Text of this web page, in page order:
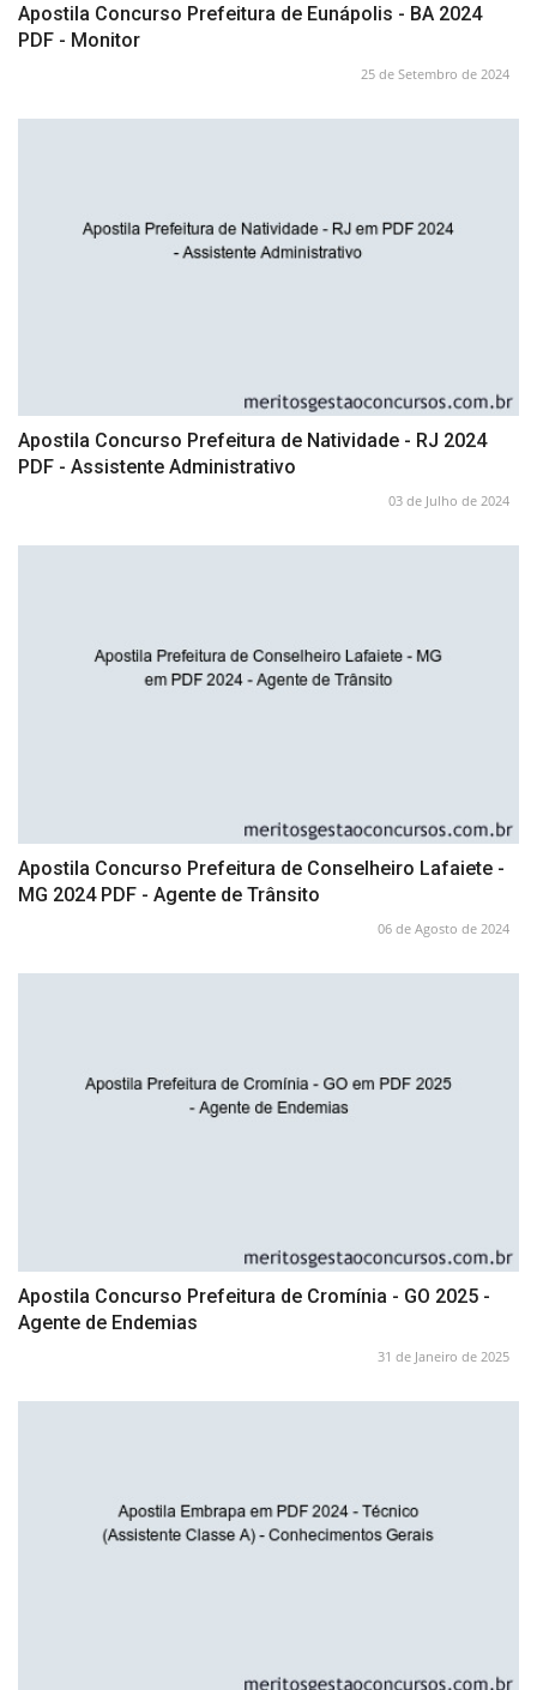
Apostila Concurso Prefeitura de Eunápolis - BA 2024
PDF - Monitor
25 de Setembro de 2024
Apostila Concurso Prefeitura de Natividade - RJ 2024
PDF - Assistente Administrativo
03 de Julho de 2024
Apostila Concurso Prefeitura de Conselheiro Lafaiete -
MG 2024 PDF - Agente de Trânsito
06 de Agosto de 2024
Apostila Concurso Prefeitura de Cromínia - GO 2025 -
Agente de Endemias
31 de Janeiro de 2025